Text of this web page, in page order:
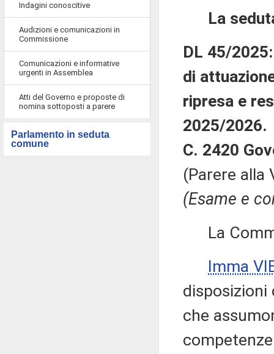
Indagini conoscitive
Audizioni e comunicazioni in
Commissione
Comunicazioni e informative
urgenti in Assemblea
Atti del Governo e proposte di
nomina sottoposti a parere
Parlamento in seduta
comune
La
DL 45/
di
ripresa e
2025/2026.
C. 2420
(Parere alla
(Esame e
La
Imma
disposizioni
che